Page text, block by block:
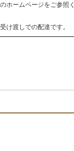
ホームページをご参照
け渡しでの配達です。